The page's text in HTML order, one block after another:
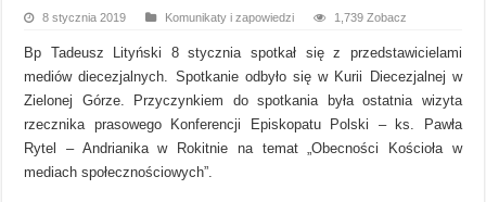
8 stycznia 2019 Komunikaty i zapowiedzi 1,739 Zobacz
Bp Tadeusz Lityński 8 stycznia spotkał się z przedstawicielami
mediów diecezjalnych. Spotkanie odbyło się w Kurii Diecezjalnej w
Zielonej Górze. Przyczynkiem do spotkania była ostatnia wizyta
rzecznika prasowego Konferencji Episkopatu Polski – ks. Pawła
Rytel – Andrianika w Rokitnie na temat „Obecności Kościoła w
mediach społecznościowych”.